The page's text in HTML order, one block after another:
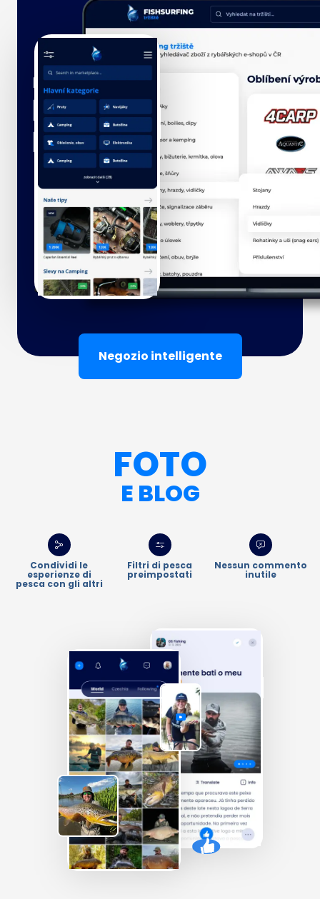
Negozio intelligente
FOTO
E BLOG
Condividi le
esperienze di
pesca con gli altri
Filtri di pesca
preimpostati
Nessun commento
inutile